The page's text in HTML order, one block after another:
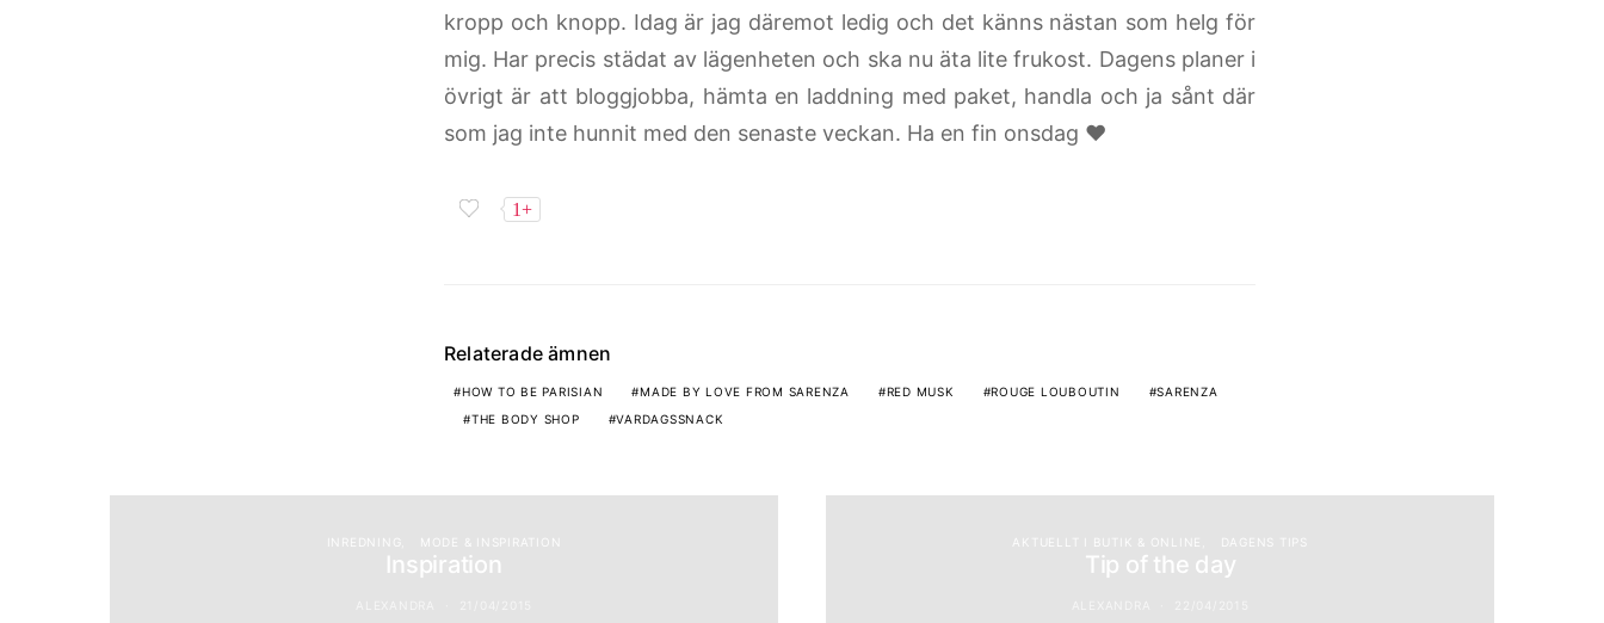
kropp och knopp. Idag är jag däremot ledig och det känns nästan som helg för
mig. Har precis städat av lägenheten och ska nu äta lite frukost. Dagens planer i
övrigt är att bloggjobba, hämta en laddning med paket, handla och ja sånt där
som jag inte hunnit med den senaste veckan. Ha en fin onsdag ♥
1+
Relaterade ämnen
HOW TO BE PARISIAN MADE BY LOVE FROM SARENZA RED MUSK ROUGE LOUBOUTIN
SARENZA
THE BODY SHOP
VARDAGSSNACK
INREDNING MODE & INSPIRATION
Inspiration
AKTUELLT I BUTIK & ONLINE DAGENS TIPS
Tip of the day